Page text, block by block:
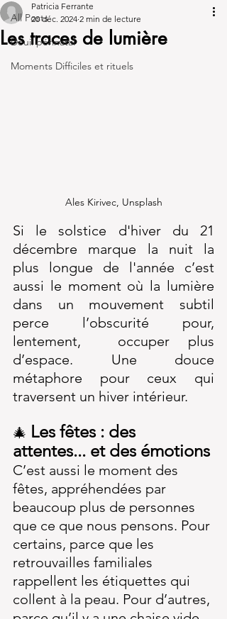
All Posts
Deuil périnatal
Moments Difficiles et rituels
Les traces de lumière
Patricia Ferrante
20 déc. 2024 2 min de lecture
Ales Kirivec, Unsplash
Si le solstice d'hiver du 21
décembre marque la nuit la
plus longue de l'année c’est
aussi le moment où la lumière
dans un mouvement subtil
perce l’obscurité pour,
lentement,  occuper plus
d’espace. Une douce
métaphore pour ceux qui
traversent un hiver intérieur.
🎄 Les fêtes : des
attentes... et des émotions
C’est aussi le moment des
fêtes, appréhendées par
beaucoup plus de personnes
que ce que nous pensons. Pour
certains, parce que les
retrouvailles familiales
rappellent les étiquettes qui
collent à la peau. Pour d’autres,